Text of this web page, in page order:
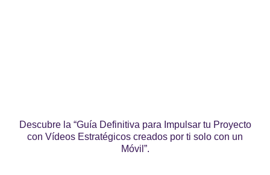
Descubre la “Guía Definitiva para Impulsar tu Proyecto
con Vídeos Estratégicos creados por ti solo con un
Móvil”.